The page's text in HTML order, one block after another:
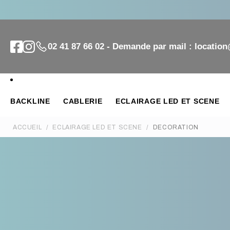
02 41 87 66 02 - Demande par mail :
BACKLINE CABLERIE ECLAIRAGE LED ET SCENE
ACCUEIL ECLAIRAGE LED ET SCENE DECORATION